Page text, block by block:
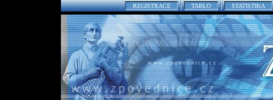
REGISTRACE TABLO STATISTIKA